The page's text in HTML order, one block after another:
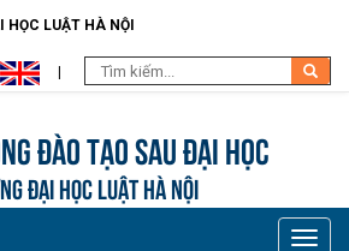
LUẬT HÀ NỘI
Đào tạo Sau đại học
ĐẠI HỌC LUẬT HÀ NỘI
Toggle